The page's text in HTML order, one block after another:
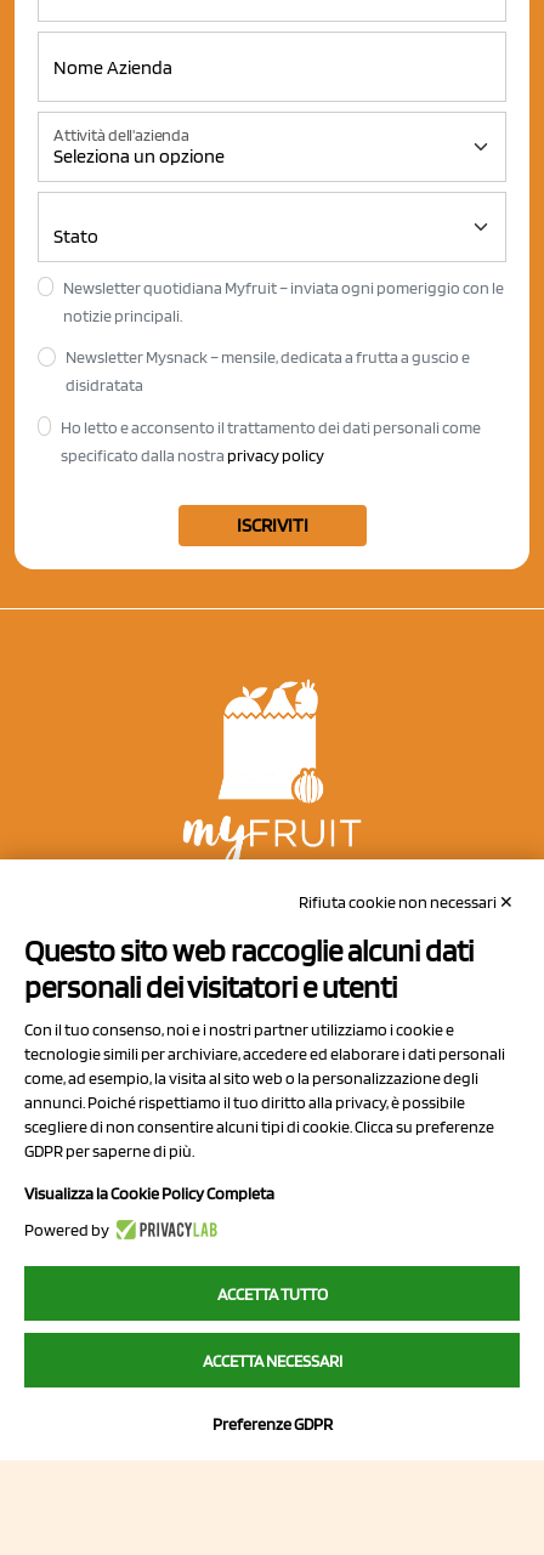
Attività dell'azienda
Newsletter quotidiana Myfruit – inviata ogni pomeriggio con le
notizie principali.
Newsletter Mysnack – mensile, dedicata a frutta a guscio e
disidratata
Ho letto e acconsento il trattamento dei dati personali come
specificato dalla nostra privacy policy
ISCRIVITI
NCX Drahorad srl
Via Prov.le Sassuolo Vignola 315/1
41057 Spilamberto (MO)
Italy
P.I/C.F. 01041460369
REA: MO 208553
Capitale sociale Euro 50.000,00 i.v.
Privacy Policy
Cookie Policy
Chi Siamo
Rifiuta cookie non necessari ✕
Questo sito web raccoglie alcuni dati
personali dei visitatori e utenti
Con il tuo consenso, noi e i nostri partner utilizziamo i cookie e
tecnologie simili per archiviare, accedere ed elaborare i dati personali
come, ad esempio, la visita al sito web o la personalizzazione degli
annunci. Poiché rispettiamo il tuo diritto alla privacy, è possibile
scegliere di non consentire alcuni tipi di cookie. Clicca su preferenze
GDPR per saperne di più.
Visualizza la Cookie Policy Completa
Powered by
ACCETTA TUTTO
ACCETTA NECESSARI
Preferenze GDPR